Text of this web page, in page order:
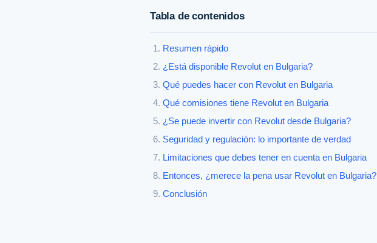
Tabla de contenidos
Resumen rápido
¿Está disponible Revolut en Bulgaria?
Qué puedes hacer con Revolut en Bulgaria
Qué comisiones tiene Revolut en Bulgaria
¿Se puede invertir con Revolut desde Bulgaria?
Seguridad y regulación: lo importante de verdad
Limitaciones que debes tener en cuenta en Bulgaria
Entonces, ¿merece la pena usar Revolut en Bulgaria?
Conclusión